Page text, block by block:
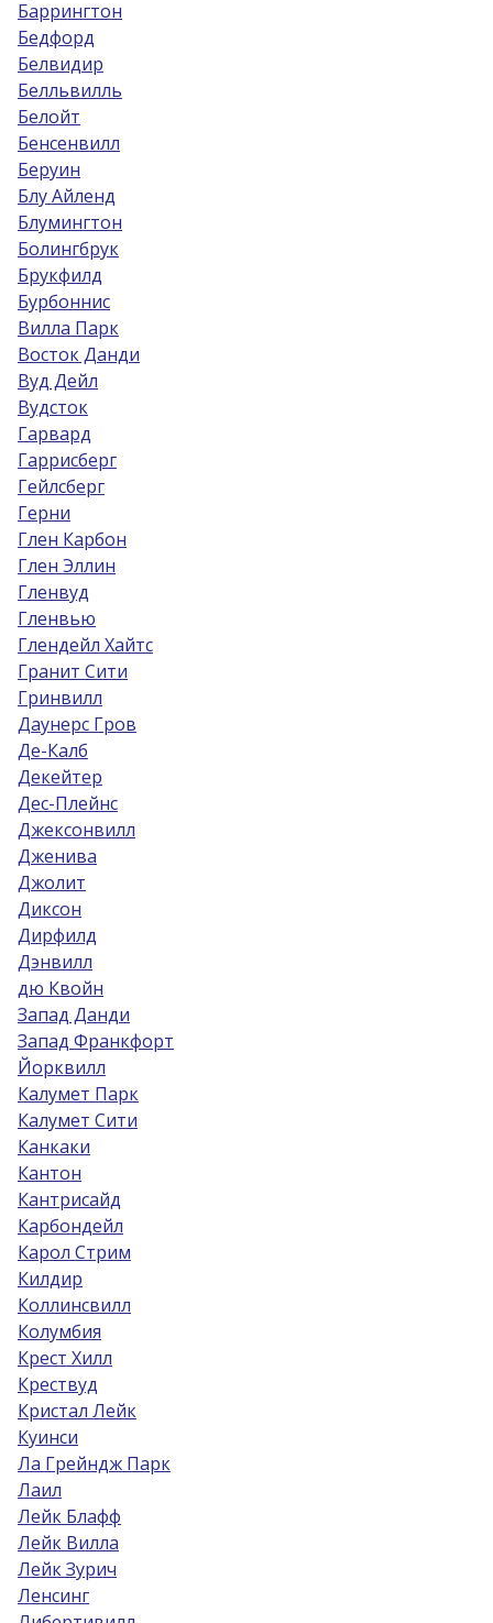
Баррингтон
Бедфорд
Белвидир
Белльвилль
Белойт
Бенсенвилл
Беруин
Блу Айленд
Блумингтон
Болингбрук
Брукфилд
Бурбоннис
Вилла Парк
Восток Данди
Вуд Дейл
Вудсток
Гарвард
Гаррисберг
Гейлсберг
Герни
Глен Карбон
Глен Эллин
Гленвуд
Гленвью
Глендейл Хайтс
Гранит Сити
Гринвилл
Даунерс Гров
Де-Калб
Декейтер
Дес-Плейнс
Джексонвилл
Дженива
Джолит
Диксон
Дирфилд
Дэнвилл
дю Квойн
Запад Данди
Запад Франкфорт
Йорквилл
Калумет Парк
Калумет Сити
Канкаки
Кантон
Кантрисайд
Карбондейл
Карол Стрим
Килдир
Коллинсвилл
Колумбия
Крест Хилл
Крествуд
Кристал Лейк
Куинси
Ла Грейндж Парк
Лаил
Лейк Блафф
Лейк Вилла
Лейк Зурич
Ленсинг